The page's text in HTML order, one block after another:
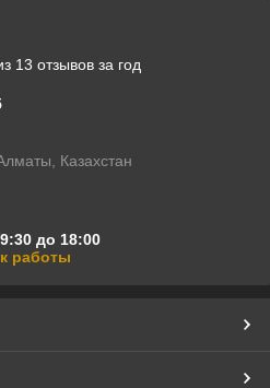
13 отзывов за год
Казахстан
до 18:00
работы